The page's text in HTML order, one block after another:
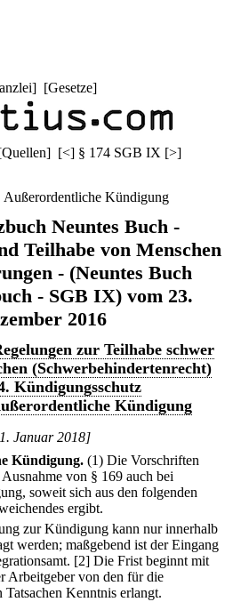
] [Gesetze]
Quellen] [<] § 174 SGB IX [>]
Kündigung
Neuntes Buch -
Teilhabe von Menschen
- (Neuntes Buch
- SGB IX) vom 23.
2016
zur Teilhabe schwer
(Schwerbehindertenrecht)
Kündigungsschutz
Kündigung
Januar 2018]
Kündigung. (1) Die Vorschriften
von § 169 auch bei
soweit sich aus den folgenden
ergibt.
zur Kündigung kann nur innerhalb
werden; maßgebend ist der Eingang
[2] Die Frist beginnt mit
Arbeitgeber von den für die
Kenntnis erlangt.